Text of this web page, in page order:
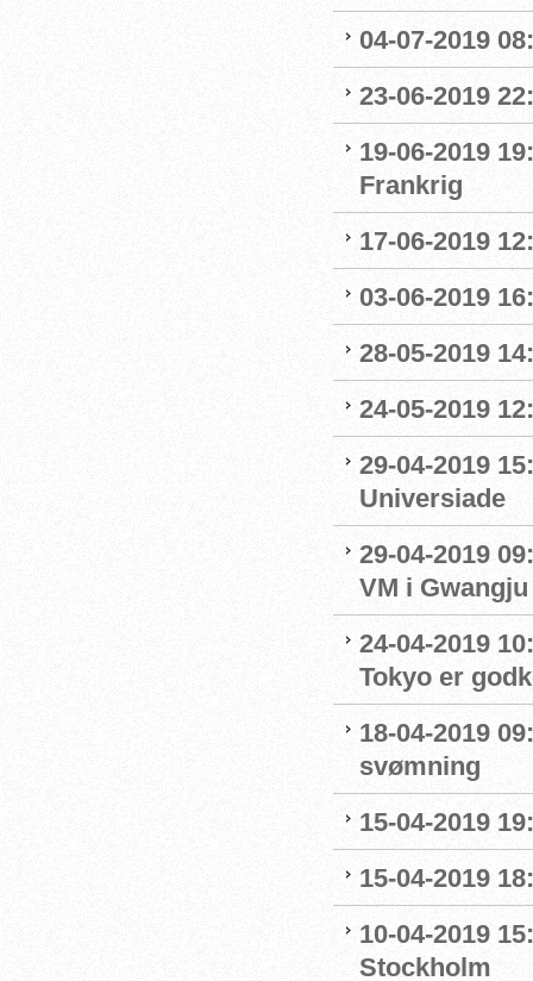
04-07-2019
23-06-2019
19-06-2019
Frankrig
17-06-2019
03-06-2019
28-05-2019
24-05-2019
29-04-2019
Universiade
29-04-2019
VM i Gwangju
24-04-2019
Tokyo er
18-04-2019
svømning
15-04-2019
15-04-2019
10-04-2019
Stockholm